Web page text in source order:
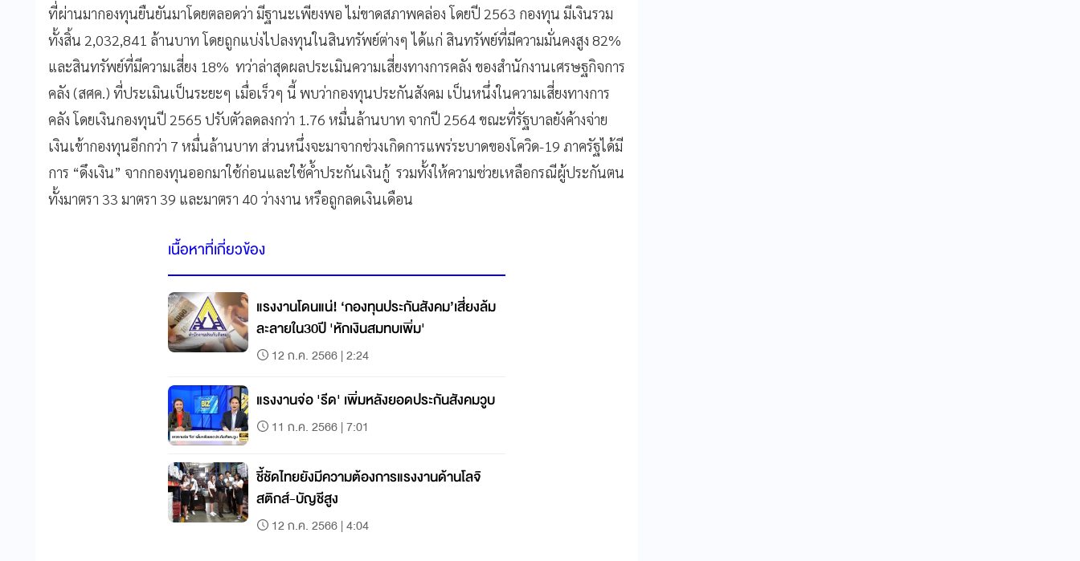
ที่ผ่านมากองทุนยืนยันมาโดยตลอดว่า มีฐานะเพียงพอ ไม่ขาดสภาพคล่อง โดยปี 2563 กองทุน มีเงินรวม
ทั้งสิ้น 2,032,841 ล้านบาท โดยถูกแบ่งไปลงทุนในสินทรัพย์ต่างๆ ได้แก่ สินทรัพย์ที่มีความมั่นคงสูง 82%
และสินทรัพย์ที่มีความเสี่ยง 18% ทว่าล่าสุดผลประเมินความเสี่ยงทางการคลัง ของสำนักงานเศรษฐกิจการ
คลัง (สศค.) ที่ประเมินเป็นระยะๆ เมื่อเร็วๆ นี้ พบว่ากองทุนประกันสังคม เป็นหนึ่งในความเสี่ยงทางการ
คลัง โดยเงินกองทุนปี 2565 ปรับตัวลดลงกว่า 1.76 หมื่นล้านบาท จากปี 2564 ขณะที่รัฐบาลยังค้างจ่าย
เงินเข้ากองทุนอีกกว่า 7 หมื่นล้านบาท ส่วนหนึ่งจะมาจากช่วงเกิดการแพร่ระบาดของโควิด-19 ภาครัฐได้มี
การ “ดึงเงิน” จากกองทุนออกมาใช้ก่อนและใช้ค้ำประกันเงินกู้ รวมทั้งให้ความช่วยเหลือกรณีผู้ประกันตน
ทั้งมาตรา 33 มาตรา 39 และมาตรา 40 ว่างงาน หรือถูกลดเงินเดือน
เนื้อหาที่เกี่ยวข้อง
แรงงานโดนแน่! ‘กองทุนประกันสังคม’เสี่ยงล้ม
ละลายใน30ปี 'หักเงินสมทบเพิ่ม'
12 ก.ค. 2566 | 2:24
แรงงานจ่อ 'รีด' เพิ่มหลังยอดประกันสังคมวูบ
11 ก.ค. 2566 | 7:01
ชี้ชัดไทยยังมีความต้องการแรงงานด้านโลจิ
สติกส์-บัญชีสูง
12 ก.ค. 2566 | 4:04